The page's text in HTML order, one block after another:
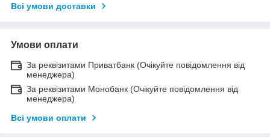
Всі умови доставки
Умови оплати
За реквізитами Приватбанк (Очікуйте повідомлення від
менеджера)
За реквізитами Монобанк (Очікуйте повідомлення від
менеджера)
Всі умови оплати